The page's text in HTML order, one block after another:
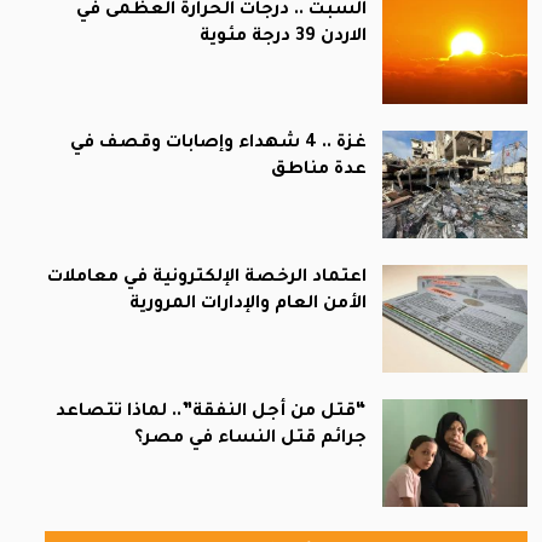
السبت .. درجات الحرارة العظمى في
الاردن 39 درجة مئوية
غزة .. 4 شهداء وإصابات وقصف في
عدة مناطق
اعتماد الرخصة الإلكترونية في معاملات
الأمن العام والإدارات المرورية
“قتل من أجل النفقة”.. لماذا تتصاعد
جرائم قتل النساء في مصر؟